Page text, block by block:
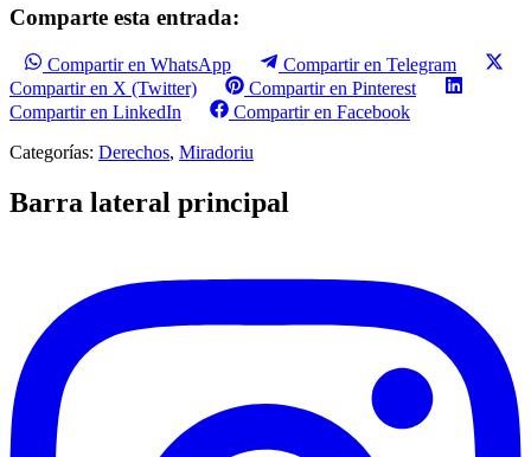
Comparte esta entrada:
Compartir en WhatsApp
Compartir en Telegram
Compartir en X (Twitter)
Compartir en Pinterest
Compartir en LinkedIn
Compartir en Facebook
Categorías: Derechos, Miradoriu
Barra lateral principal